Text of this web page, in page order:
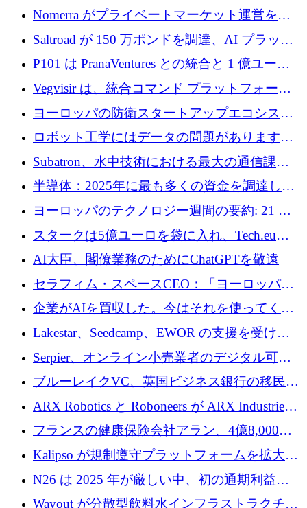
ドラウンドを終了
Nomerra がプライベートマーケット運営を自
動化するために 200 万ドルを調達
Saltroad が 150 万ポンドを調達、AI プラット
フォーム Ogma を買収して子ども向け言語療
P101 は PranaVentures との統合と 1 億ユーロ
のファンドによりシード投資に拡大
Vegvisir は、統合コマンド プラットフォーム
を通じて関連する無人システムを接続するた
めの資金を調達します
ヨーロッパの防衛スタートアップエコシステ
ムとなったハッカソン
ロボット工学にはデータの問題があります。
Macrodata Labs はそれを解決したいと考えて
Subatron、水中技術における最大の通信課題
の 1 つに取り組むために 16 万 2,000 ユーロを
半導体：2025年に最も多くの資金を調達した
10社
ヨーロッパのテクノロジー週間の要約: 21 億
ユーロの取引と Tech.eu Funding Explorer
スタークは5億ユーロを袋に入れ、Tech.eu
Funding Explorerの立ち上げ、そしてルクセン
ブルクの大きな野望
AI大臣、閣僚業務のためにChatGPTを敬遠
セラフィム・スペースCEO：「ヨーロッパは
追いつきつつある」
企業がAIを買収した。今はそれを使ってくれ
る人々が必要です
Lakestar、Seedcamp、EWOR の支援を受け、
SE3 が自律システム用の空間 AI プラットフォ
ームを発表
Serpier、オンライン小売業者のデジタル可視
性向上を支援するために 140 万ユーロを調達
ブルーレイクVC、英国ビジネス銀行の移民主
導スタートアップ支援で初のファンド獲得に
ARX Robotics と Roboneers が ARX Industries
を設立し、無人地上車両の生産を拡大
フランスの健康保険会社アラン、4億8,000万
ユーロの資金調達ラウンドで合意
Kalipso が規制遵守プラットフォームを拡大す
るために 320 万ドルを調達
N26 は 2025 年が厳しい中、初の通期利益を
達成
Wayout が分散型飲料水インフラストラクチャ